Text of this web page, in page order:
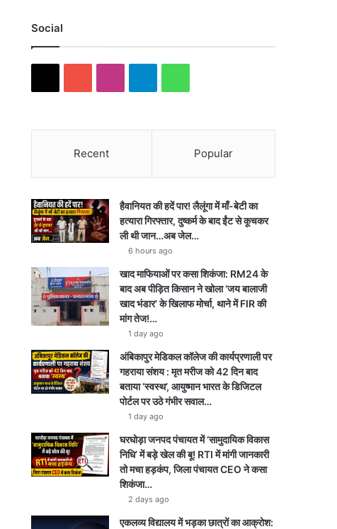
Social
Recent Popular
हैवानियत की हदें पार! लैलूंगा में माँ-बेटी का
हत्यारा गिरफ्तार, दुष्कर्म के बाद ईंट से कूचकर
ली थी जान…अब जेल…
6 hours ago
खाद माफियाओं पर कसा शिकंजा: RM24 के
बाद अब पीड़ित किसान ने खोला ‘जय बालाजी
खाद भंडार’ के खिलाफ मोर्चा, थाने में FIR की
मांग तेज!…
1 day ago
अंबिकापुर मेडिकल कॉलेज की कार्यप्रणाली पर
गहराया संशय : मृत मरीज को 42 दिन बाद
बताया ‘स्वस्थ’, आयुष्मान भारत के डिजिटल
पोर्टल पर उठे गंभीर सवाल…
1 day ago
घरघोड़ा जनपद पंचायत में ‘सामुदायिक विकास
निधि’ में बड़े खेल की बू! RTI में मांगी जानकारी
तो मचा हड़कंप, जिला पंचायत CEO ने कसा
शिकंजा…
2 days ago
एकलव्य विद्यालय में भड़का छात्रों का आक्रोश: